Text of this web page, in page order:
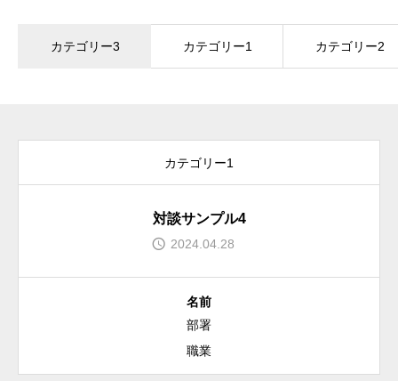
音楽ガチ勢採用/募集要項
カテゴリー1 カテゴリー2
カテゴリー3
カテゴリー1
対談サンプル4
2024.04.28
名前
部署
職業